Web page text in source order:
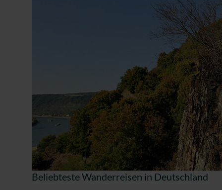
Beliebteste Wanderreisen in Deutschland